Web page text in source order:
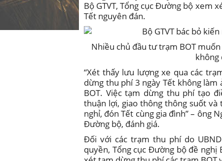
Bộ GTVT, Tổng cục Đường bộ xem
Tết nguyên đán.
Nhiều chủ đầu tư trạm BOT
không
“Xét thấy lưu lượng xe qua các
dừng thu phí 3 ngày Tết không
BOT. Việc tạm dừng thu phí tạo
thuận lợi, giao thông thông suốt
nghỉ, đón Tết cùng gia đình” – ông
Đường bộ, đánh giá.
Đối với các trạm thu phí do
quyền, Tổng cục Đường bộ đề nghị